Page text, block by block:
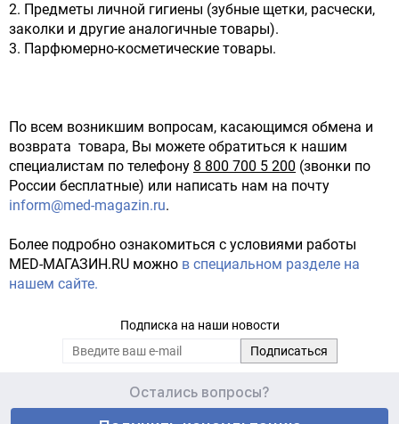
2. Предметы личной гигиены (зубные щетки, расчески,
заколки и другие аналогичные товары).
3. Парфюмерно-косметические товары.
По всем возникшим вопросам, касающимся обмена и
возврата товара, Вы можете обратиться к нашим
специалистам по телефону 8 800 700 5 200 (звонки по
России бесплатные) или написать нам на почту
inform@med-magazin.ru.
Более подробно ознакомиться с условиями работы
MED-МАГАЗИН.RU можно в специальном разделе на
нашем сайте.
Подписка на наши новости
Остались вопросы?